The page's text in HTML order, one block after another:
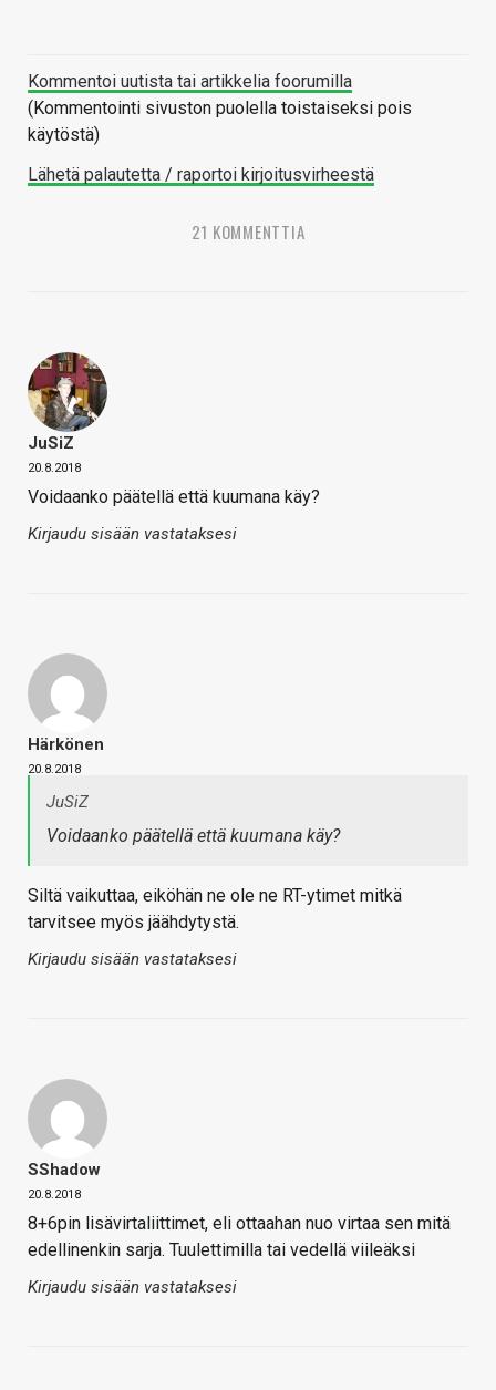
Kommentoi uutista tai artikkelia foorumilla
(Kommentointi sivuston puolella toistaiseksi pois
käytöstä)
Lähetä palautetta / raportoi kirjoitusvirheestä
21 KOMMENTTIA
JuSiZ
20.8.2018
Voidaanko päätellä että kuumana käy?
Kirjaudu sisään vastataksesi
Härkönen
20.8.2018
JuSiZ
Voidaanko päätellä että kuumana käy?
Siltä vaikuttaa, eiköhän ne ole ne RT-ytimet mitkä
tarvitsee myös jäähdytystä.
Kirjaudu sisään vastataksesi
SShadow
20.8.2018
8+6pin lisävirtaliittimet, eli ottaahan nuo virtaa sen mitä
edellinenkin sarja. Tuulettimilla tai vedellä viileäksi
Kirjaudu sisään vastataksesi